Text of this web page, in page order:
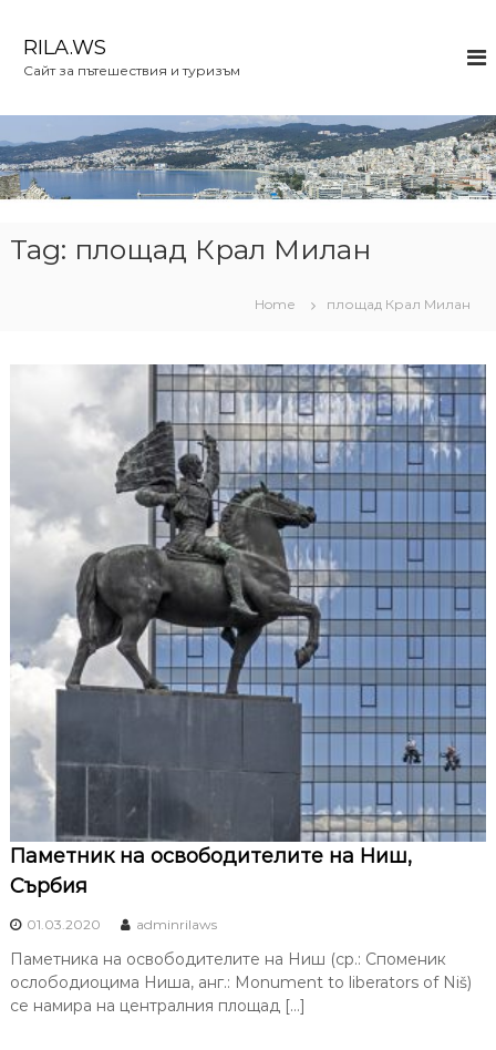
c
o
n
RILA.WS
Сайт за пътешествия и туризъм
Tag: площад Крал Милан
Home площад Крал Милан
Паметник на освободителите на Ниш,
Сърбия
01.03.2020 adminrilaws
Паметника на освободителите на Ниш (ср.: Споменик
ослободиоцима Ниша, анг.: Monument to liberators of Niš)
се намира на централния площад […]